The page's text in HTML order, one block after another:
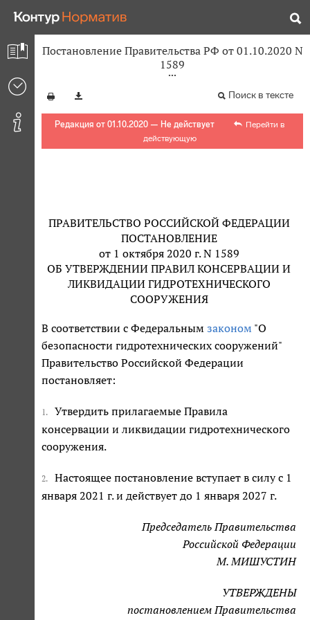
Постановление Правительства РФ от 01.10.2020 N
1589
Поиск в тексте
Редакция от 01.10.2020 — Не действует
Перейти в
действующую
ПРАВИТЕЛЬСТВО РОССИЙСКОЙ ФЕДЕРАЦИИ
ПОСТАНОВЛЕНИЕ
от 1 октября 2020 г. N 1589
ОБ УТВЕРЖДЕНИИ ПРАВИЛ КОНСЕРВАЦИИ И
ЛИКВИДАЦИИ ГИДРОТЕХНИЧЕСКОГО
СООРУЖЕНИЯ
В соответствии с Федеральным законом "О
безопасности гидротехнических сооружений"
Правительство Российской Федерации
постановляет:
1.
Утвердить прилагаемые Правила
консервации и ликвидации гидротехнического
сооружения.
2.
Настоящее постановление вступает в силу с 1
января 2021 г. и действует до 1 января 2027 г.
Председатель Правительства
Российской Федерации
М. МИШУСТИН
УТВЕРЖДЕНЫ
постановлением Правительства